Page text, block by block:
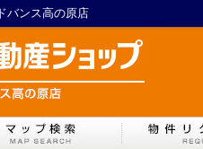
バンス高の原店